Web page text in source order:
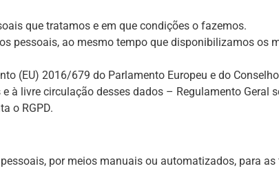
que tratamos e em que condições o fazemos.
pessoais, ao mesmo tempo que disponibilizamos os
(EU) 2016/679 do Parlamento Europeu e do
livre circulação desses dados – Regulamento Geral
o RGPD.
por meios manuais ou automatizados, para